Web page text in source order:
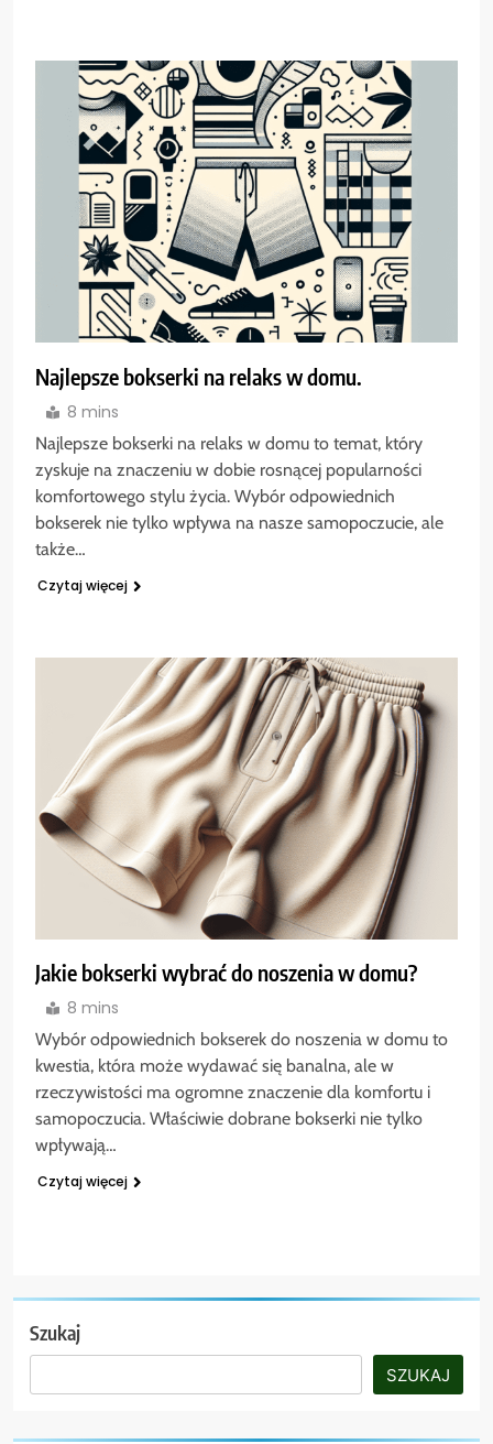
Najlepsze bokserki na relaks w domu.
8 mins
Najlepsze bokserki na relaks w domu to temat, który
zyskuje na znaczeniu w dobie rosnącej popularności
komfortowego stylu życia. Wybór odpowiednich
bokserek nie tylko wpływa na nasze samopoczucie, ale
także…
Czytaj więcej
Jakie bokserki wybrać do noszenia w domu?
8 mins
Wybór odpowiednich bokserek do noszenia w domu to
kwestia, która może wydawać się banalna, ale w
rzeczywistości ma ogromne znaczenie dla komfortu i
samopoczucia. Właściwie dobrane bokserki nie tylko
wpływają…
Czytaj więcej
Szukaj
SZUKAJ